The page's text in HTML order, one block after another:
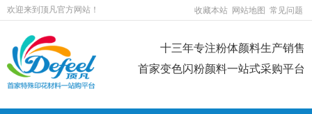
欢迎来到顶凡官方网站！ 收藏本站 网站地图 常见问题
十三年专注粉体颜料生产销售
首家变色闪粉颜料一站式采购平台